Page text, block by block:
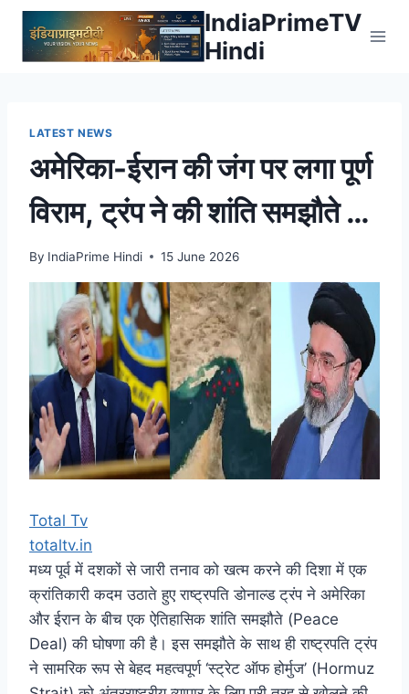
Skip
content
IndiaPrimeTV
Hindi
LATEST NEWS
अमेरिका-ईरान की जंग पर लगा पूर्ण
विराम, ट्रंप ने की शांति समझौते की
घोषणा
By IndiaPrime Hindi 15 June 2026
Total Tv
totaltv.in
मध्य पूर्व में दशकों से जारी तनाव को खत्म करने की दिशा में एक
क्रांतिकारी कदम उठाते हुए राष्ट्रपति डोनाल्ड ट्रंप ने अमेरिका
और ईरान के बीच एक ऐतिहासिक शांति समझौते (Peace
Deal) की घोषणा की है। इस समझौते के साथ ही राष्ट्रपति ट्रंप
ने सामरिक रूप से बेहद महत्वपूर्ण ‘स्ट्रेट ऑफ होर्मुज’ (Hormuz